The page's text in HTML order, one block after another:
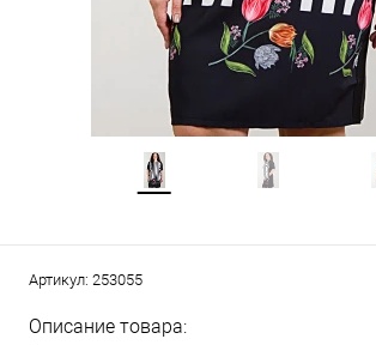
Артикул: 253055
Описание товара: